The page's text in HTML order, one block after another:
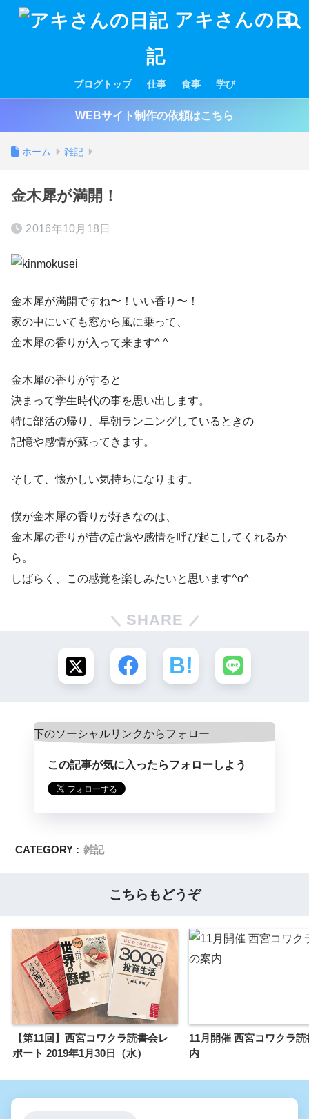
アキさんの日
記
ブログトップ 仕事 食事 学び
WEBサイト制作の依頼はこちら
ホーム 雑記
金木犀が満開！
2016年10月18日
金木犀が満開ですね〜！いい香り〜！
家の中にいても窓から風に乗って、
金木犀の香りが入って来ます^ ^
金木犀の香りがすると
決まって学生時代の事を思い出します。
特に部活の帰り、早朝ランニングしているときの
記憶や感情が蘇ってきます。
そして、懐かしい気持ちになります。
僕が金木犀の香りが好きなのは、
金木犀の香りが昔の記憶や感情を呼び起こしてくれるか
ら。
しばらく、この感覚を楽しみたいと思います^o^
SHARE
この記事が気に入ったらフォローしよう
CATEGORY : 雑記
こちらもどうぞ
【第11回】西宮コワクラ読書会レ
ポート 2019年1月30日（水）
11月開催 西宮コワクラ
内